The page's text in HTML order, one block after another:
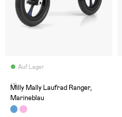
Auf Lager
(1)
Milly Mally Laufrad Ranger,
Marineblau